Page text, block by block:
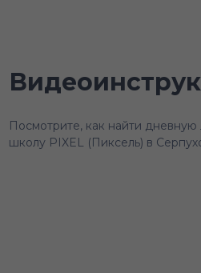
Посмотрите, как найти
школу PIXEL (Пиксель) в